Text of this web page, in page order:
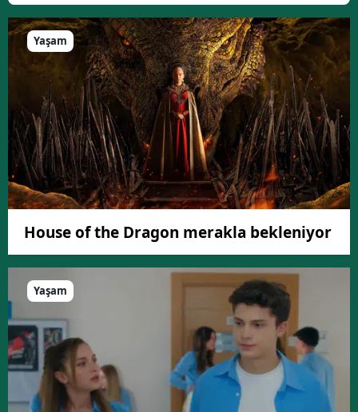
Yaşam
House of the Dragon merakla bekleniyor
Yaşam